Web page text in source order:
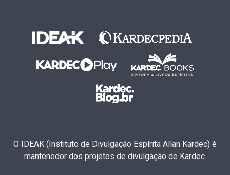
O IDEAK (Instituto de Divulgação Espírita Allan Kardec) é
mantenedor dos projetos de divulgação de Kardec.